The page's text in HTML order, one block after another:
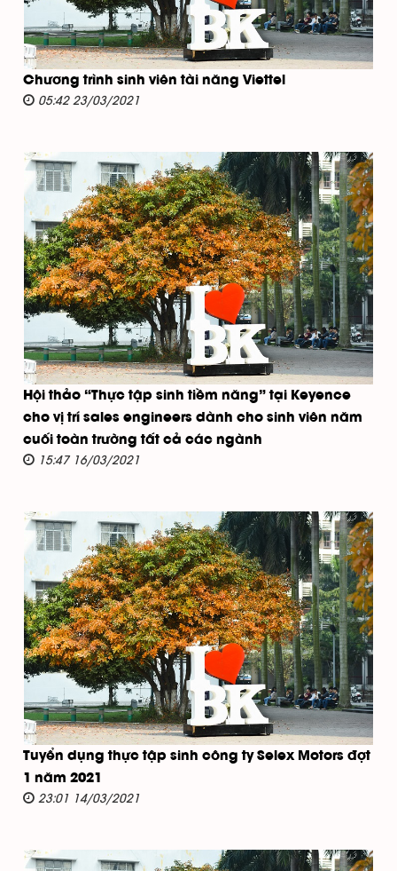
Chương trình sinh viên tài năng Viettel
05:42 23/03/2021
Hội thảo “Thực tập sinh tiềm năng” tại Keyence
cho vị trí sales engineers dành cho sinh viên năm
cuối toàn trường tất cả các ngành
15:47 16/03/2021
Tuyển dụng thực tập sinh công ty Selex Motors đợt
1 năm 2021
23:01 14/03/2021